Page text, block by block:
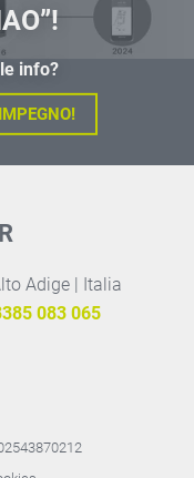
info?
Adige | Italia
083 065